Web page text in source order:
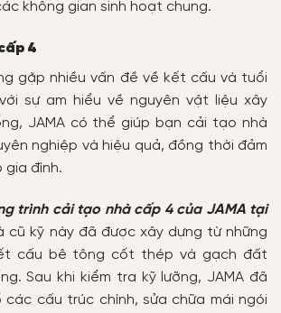
không gian sinh hoạt chung.
4
gặp nhiều vấn đề về kết cấu và tuổi
sự am hiểu về nguyên vật liệu xây
JAMA có thể giúp bạn cải tạo nhà
nghiệp và hiệu quả, đồng thời đảm
gia đình.
trình cải tạo nhà cấp 4 của JAMA tại
cũ kỹ này đã được xây dựng từ những
cấu bê tông cốt thép và gạch đất
Sau khi kiểm tra kỹ lưỡng, JAMA đã
các cấu trúc chính, sửa chữa mái ngói